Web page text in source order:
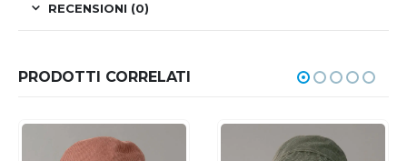
RECENSIONI (0)
PRODOTTI CORRELATI